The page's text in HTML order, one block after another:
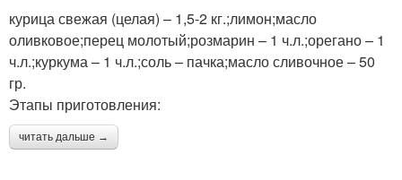
курица свежая (целая) – 1,5-2 кг.;лимон;масло
оливковое;перец молотый;розмарин – 1 ч.л.;орегано – 1
ч.л.;куркума – 1 ч.л.;соль – пачка;масло сливочное – 50
гр.
Этапы приготовления:
читать дальше →